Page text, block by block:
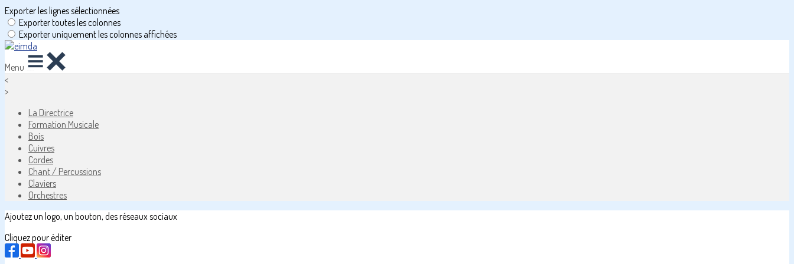
Exporter les lignes sélectionnées
Exporter toutes les colonnes
Exporter uniquement les colonnes affichées
Menu
<
>
La Directrice
Formation Musicale
Bois
Cuivres
Cordes
Chant / Percussions
Claviers
Orchestres
Ajoutez un logo, un bouton, des réseaux sociaux
Cliquez pour éditer